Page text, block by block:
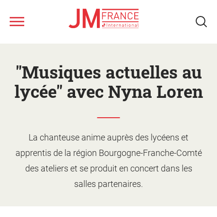
contenu
Qui sommes-nous ?
Notre réseau
Le jeune public
Ateliers musicaux
Monter un projet d'action
culturelle
Présentation des ateliers
Le calendrier
Nos ressources
Fonds musical JM France
"Musiques actuelles au
lycée" avec Nyna Loren
La chanteuse anime auprès des lycéens et
apprentis de la région Bourgogne-Franche-Comté
des ateliers et se produit en concert dans les
salles partenaires.